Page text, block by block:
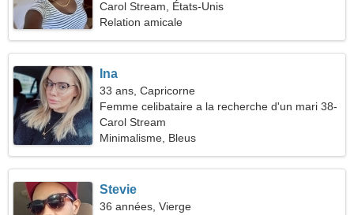
Carol Stream, États-Unis
Relation amicale
Ina
33 ans, Capricorne
Femme celibataire a la recherche d'un mari 38-
45
Carol Stream
Minimalisme, Bleus
Stevie
36 années, Vierge